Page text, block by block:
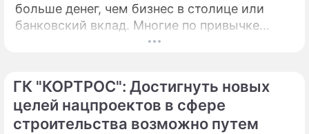
больше денег, чем бизнес в столице или
банковский вклад. Многие по привычке
думают, что инвестировать в жилье нужно
ГК "КОРТРОС": Достигнуть новых
целей нацпроектов в сфере
строительства возможно путем